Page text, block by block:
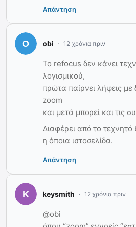
Απάντηση
obi 12 χρόνια πριν
Το refocus δεν κάνει
λογισμικού,
πρώτα παίρνει λήψεις με
zoom
και μετά μπορεί και τις
Διαφέρει από το
η όποια ιστοσελίδα.
Απάντηση
keysmith 12 χρόνια πριν
@obi